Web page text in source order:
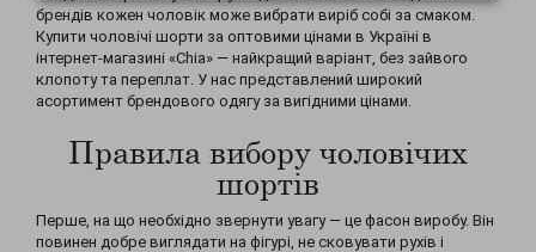
брендів кожен чоловік може вибрати виріб собі за смаком.
Купити чоловічі шорти за оптовими цінами в Україні в
інтернет-магазині «Chia» — найкращий варіант, без зайвого
клопоту та переплат. У нас представлений широкий
асортимент брендового одягу за вигідними цінами.
Правила вибору чоловічих
шортів
Перше, на що необхідно звернути увагу — це фасон виробу. Він
повинен добре виглядати на фігурі, не сковувати рухів і